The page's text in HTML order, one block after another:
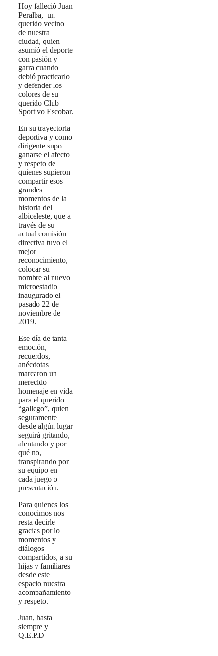
Hoy falleció Juan
Peralba, un
querido vecino
de nuestra
ciudad, quien
asumió el deporte
con pasión y
garra cuando
debió practicarlo
y defender los
colores de su
querido Club
Sportivo Escobar.
En su trayectoria
deportiva y como
dirigente supo
ganarse el afecto
y respeto de
quienes supieron
compartir esos
grandes
momentos de la
historia del
albiceleste, que a
través de su
actual comisión
directiva tuvo el
mejor
reconocimiento,
colocar su
nombre al nuevo
microestadio
inaugurado el
pasado 22 de
noviembre de
2019.
Ese día de tanta
emoción,
recuerdos,
anécdotas
marcaron un
merecido
homenaje en vida
para el querido
“gallego”, quien
seguramente
desde algún lugar
seguirá gritando,
alentando y por
qué no,
transpirando por
su equipo en
cada juego o
presentación.
Para quienes los
conocimos nos
resta decirle
gracias por lo
momentos y
diálogos
compartidos, a su
hijas y familiares
desde este
espacio nuestra
acompañamiento
y respeto.
Juan, hasta
siempre y
Q.E.P.D